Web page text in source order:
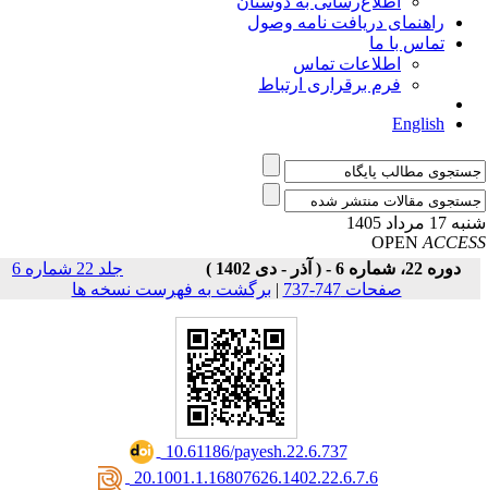
راهنمای دریافت نامه وصول
تماس با ما
اطلاعات تماس
فرم برقراری ارتباط
English
مرداد 1405
OPEN
دوره 22، شماره 6 - ( آذر - دی 1402 )
جلد 22 شماره 6
صفحات 747-737
| برگشت به فهرست نسخه ها
‎ 10.61186/payesh.22.6.737
‎ 20.1001.1.16807626.1402.22.6.7.6